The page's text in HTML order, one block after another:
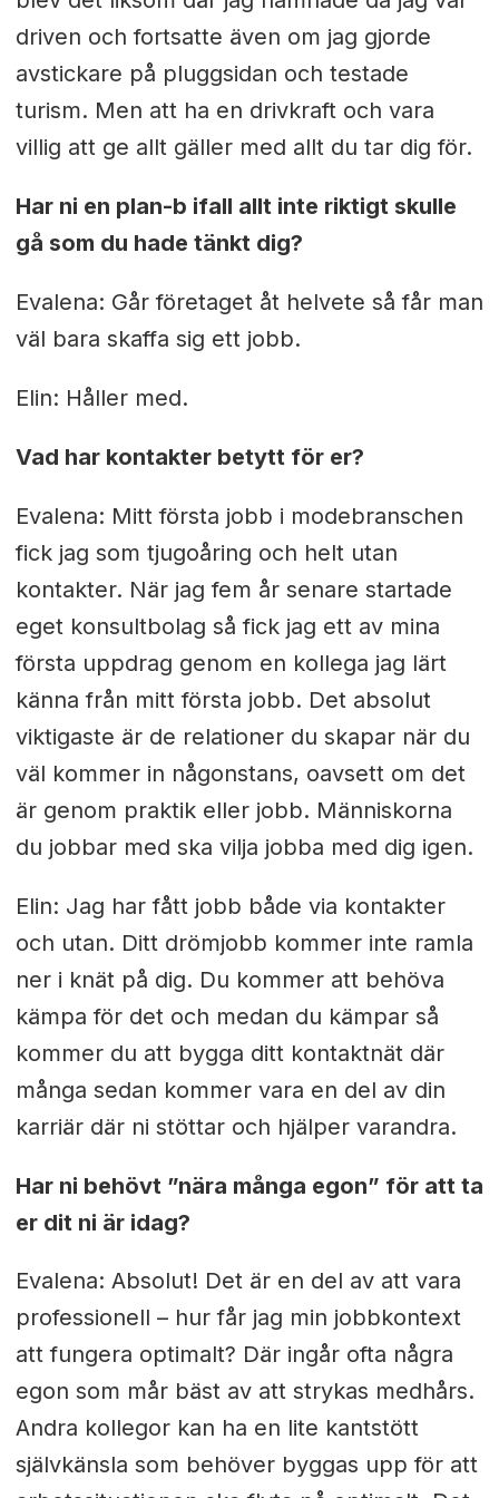
driven och fortsatte även om jag gjorde
avstickare på pluggsidan och testade
turism. Men att ha en drivkraft och vara
villig att ge allt gäller med allt du tar dig för.
Har ni en plan-b ifall allt inte riktigt skulle
gå som du hade tänkt dig?
Evalena: Går företaget åt helvete så får man
väl bara skaffa sig ett jobb.
Elin: Håller med.
Vad har kontakter betytt för er?
Evalena: Mitt första jobb i modebranschen
fick jag som tjugoåring och helt utan
kontakter. När jag fem år senare startade
eget konsultbolag så fick jag ett av mina
första uppdrag genom en kollega jag lärt
känna från mitt första jobb. Det absolut
viktigaste är de relationer du skapar när du
väl kommer in någonstans, oavsett om det
är genom praktik eller jobb. Människorna
du jobbar med ska vilja jobba med dig igen.
Elin: Jag har fått jobb både via kontakter
och utan. Ditt drömjobb kommer inte ramla
ner i knät på dig. Du kommer att behöva
kämpa för det och medan du kämpar så
kommer du att bygga ditt kontaktnät där
många sedan kommer vara en del av din
karriär där ni stöttar och hjälper varandra.
Har ni behövt ”nära många egon” för att ta
er dit ni är idag?
Evalena: Absolut! Det är en del av att vara
professionell – hur får jag min jobbkontext
att fungera optimalt? Där ingår ofta några
egon som mår bäst av att strykas medhårs.
Andra kollegor kan ha en lite kantstött
självkänsla som behöver byggas upp för att